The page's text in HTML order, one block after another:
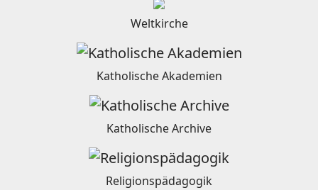
Weltkirche
Katholische Akademien
Katholische Archive
Religionspädagogik